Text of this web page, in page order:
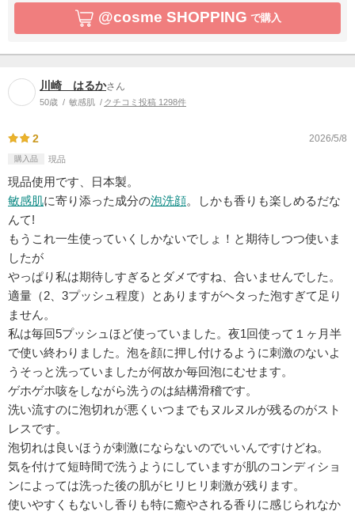
@cosme SHOPPING で購入
川崎 はるかさん
50歳 敏感肌 クチコミ投稿 1298件
2 2026/5/8
購入品 現品
現品使用です、日本製。
敏感肌に寄り添った成分の泡洗顔。しかも香りも楽しめるだな
んて!
もうこれ一生使っていくしかないでしょ！と期待しつつ使いま
したが
やっぱり私は期待しすぎるとダメですね、合いませんでした。
適量（2、3プッシュ程度）とありますがヘタった泡すぎて足り
ません。
私は毎回5プッシュほど使っていました。夜1回使って１ヶ月半
で使い終わりました。泡を顔に押し付けるように刺激のないよ
うそっと洗っていましたが何故か毎回泡にむせます。
ゲホゲホ咳をしながら洗うのは結構滑稽です。
洗い流すのに泡切れが悪くいつまでもヌルヌルが残るのがスト
レスです。
泡切れは良いほうが刺激にならないのでいいんですけどね。
気を付けて短時間で洗うようにしていますが肌のコンディショ
ンによっては洗った後の肌がヒリヒリ刺激が残ります。
使いやすくもないし香りも特に癒やされる香りに感じられなか